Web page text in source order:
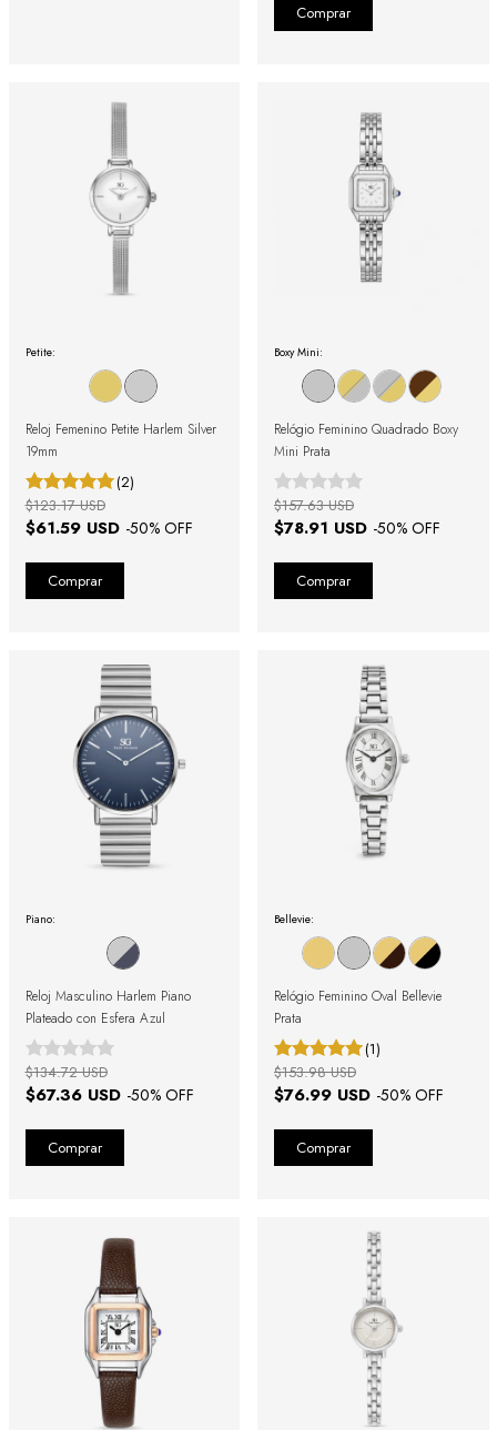
Petite:
Reloj Femenino Petite Harlem Silver
19mm
(2)
$61.59 USD -50% OFF
$123.17 USD
Boxy Mini:
Relógio Feminino Quadrado Boxy
Mini Prata
$78.91 USD -50% OFF
$157.63 USD
Piano:
Reloj Masculino Harlem Piano
Plateado con Esfera Azul
$67.36 USD -50% OFF
$134.72 USD
Bellevie:
Relógio Feminino Oval Bellevie
Prata
(1)
$76.99 USD -50% OFF
$153.98 USD